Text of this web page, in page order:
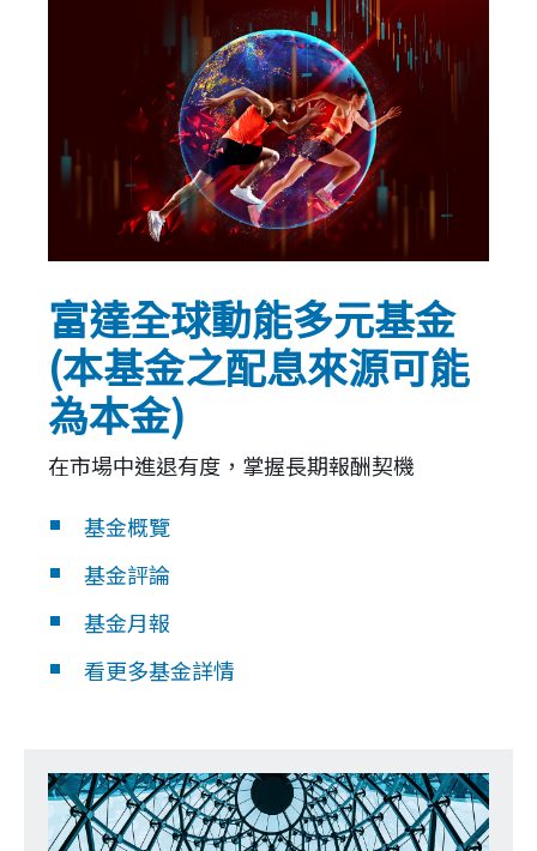
富達全球動能多元基金
(本基金之配息來源可能
為本金)
在市場中進退有度，掌握長期報酬契機
基金概覽
基金評論
基金月報
看更多基金詳情